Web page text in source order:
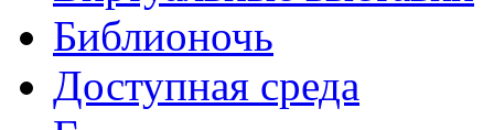
Библионочь
Доступная среда